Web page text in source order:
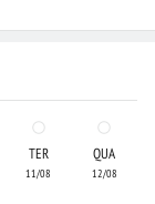
TER
11/08
QUA
12/08